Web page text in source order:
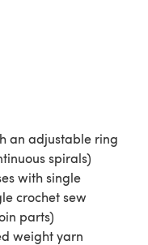
an adjustable ring
spirals)
with single
crochet sew
parts)
weight yarn